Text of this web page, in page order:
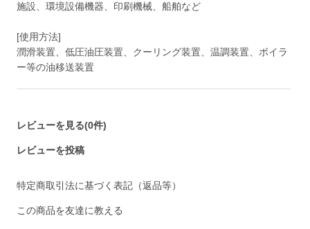
施設、環境設備機器、印刷機械、船舶など
[使用方法]
潤滑装置、低圧油圧装置、クーリング装置、温調装置、ボイラ
ー等の油移送装置
レビューを見る(0件)
レビューを投稿
特定商取引法に基づく表記（返品等）
この商品を友達に教える